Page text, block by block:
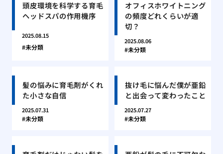
頭皮環境を科学する育毛
ヘッドスパの作用機序
2025.08.15
未分類
オフィスホワイトニング
の頻度どれくらいが適
切？
2025.08.06
未分類
髪の悩みに育毛剤がくれ
た小さな自信
2025.07.31
未分類
抜け毛に悩んだ僕が亜鉛
と出会って変わったこと
2025.07.27
未分類